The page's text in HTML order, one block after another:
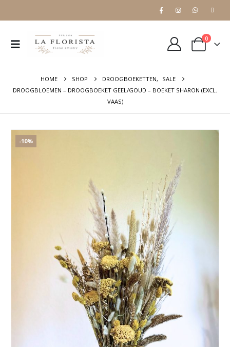
0
HOME SHOP DROOGBOEKETTEN,
SALE
DROOGBLOEMEN – DROOGBOEKET GEEL/GOUD – BOEKET SHARON (EXCL.
VAAS)
-10%